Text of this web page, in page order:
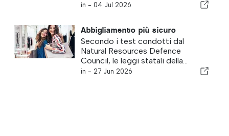
in - 04 Jul 2026
Abbigliamento più sicuro
Secondo i test condotti dal
Natural Resources Defence
Council, le leggi statali della...
in - 27 Jun 2026